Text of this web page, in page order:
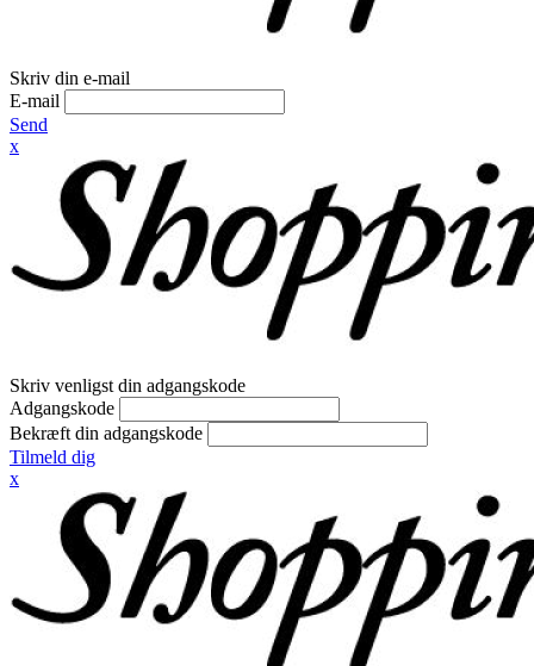
Skriv din e-mail
E-mail
Send
x
Skriv venligst din adgangskode
Adgangskode
Bekræft din adgangskode
Tilmeld dig
x